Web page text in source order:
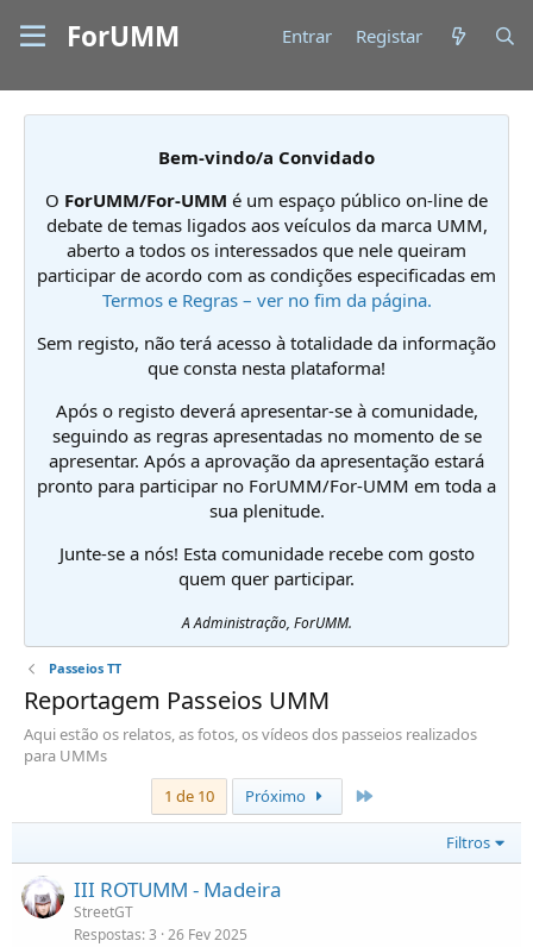
ForUMM Entrar Registar
Bem-vindo/a Convidado
O ForUMM/For-UMM é um espaço público on-line de
debate de temas ligados aos veículos da marca UMM,
aberto a todos os interessados que nele queiram
participar de acordo com as condições especificadas em
Termos e Regras – ver no fim da página.
Sem registo, não terá acesso à totalidade da informação
que consta nesta plataforma!
Após o registo deverá apresentar-se à comunidade,
seguindo as regras apresentadas no momento de se
apresentar. Após a aprovação da apresentação estará
pronto para participar no ForUMM/For-UMM em toda a
sua plenitude.
Junte-se a nós! Esta comunidade recebe com gosto
quem quer participar.
A Administração, ForUMM.
Passeios TT
Reportagem Passeios UMM
Aqui estão os relatos, as fotos, os vídeos dos passeios realizados
para UMMs
1 de 10
Próximo
Filtros
III ROTUMM - Madeira
StreetGT
Respostas 3 26 Fev 2025